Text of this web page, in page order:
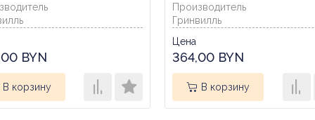
BYN
В корзину
Производитель
Гринвилль
Цена
364,00 BYN
В корзину